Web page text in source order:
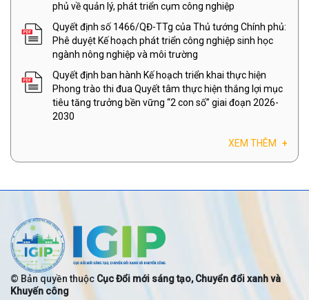
phủ về quản lý, phát triển cụm công nghiệp
Quyết định số 1466/QĐ-TTg của Thủ tướng Chính phủ:
Phê duyệt Kế hoạch phát triển công nghiệp sinh học
ngành nông nghiệp và môi trường
Quyết định ban hành Kế hoạch triển khai thực hiện
Phong trào thi đua Quyết tâm thực hiện thắng lợi mục
tiêu tăng trưởng bền vững “2 con số” giai đoạn 2026-
2030
XEM THÊM +
© Bản quyền thuộc Cục Đổi mới sáng tạo, Chuyển đổi xanh và
Khuyến công